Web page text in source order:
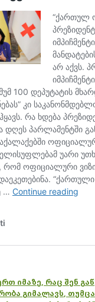
იმაზე, რაც შენ
გიმალავს,